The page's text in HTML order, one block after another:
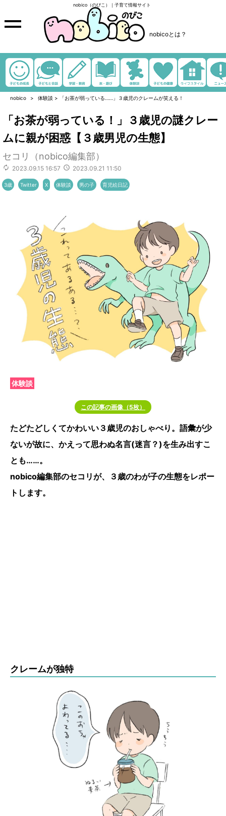
nobico（のびこ）｜子育て情報サイト
nobicoとは？
nobico 体験談 > 「お茶が弱っている……」３歳児のクレームが笑える！
「お茶が弱っている！」３歳児の謎クレー
ムに親が困惑【３歳男児の生態】
セコリ（nobico編集部）
2023.09.15 16:57 2023.09.21 11:50
3歳 Twitter X 体験談 男の子 育児絵日記
体験談
この記事の画像（5枚）
たどたどしくてかわいい３歳児のおしゃべり。語彙が少
ないが故に、かえって思わぬ名言(迷言？)を生み出すこ
とも……。
nobico編集部のセコリが、３歳のわが子の生態をレポー
トします。
クレームが独特